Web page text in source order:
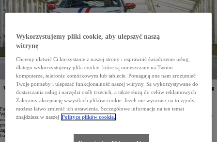
W 2001 roku w Valenciennes we Francji uruchomiony została
fabryka Toyota Motor Manufacturing
France (TMMF). Zakład ten wyprodukował już ponad 5 milionów samochodów. Z tej okazji
zaprezentowano unikalnego Yarisa Cross we francuskich barwach narodowych.
Fabryka we francuskim Valenciennes jest jednym z najważniejszych zakładów Toyota Motor Europe.
Wyprodukowano tam już ponad 5 milionów samochodów. Z okazji tego wydarzenia zorganizowano specjalną
uroczystość, w której wzięło udział 200 zaproszonych gości, w tym francuski minister delegowany ds.
przemysłu Marc Ferracci. Jedną z atrakcji była wyjątkowa odsłona Toyoty Yaris Cross, która została
zaprojektowana przez Toyota Europe Design Development (ED²). Auto wyróżniało malowanie w barwach
francuskiej flagi.
Wykorzystujemy pliki cookie, aby ulepszyć naszą
witrynę
Chcemy ułatwić Ci korzystanie z naszej strony i usprawnić świadczenie usług,
dlatego wykorzystujemy pliki cookie, które są umieszczane na Twoim
komputerze, telefonie komórkowym lub tablecie. Pomagają one nam zrozumieć
Twoje potrzeby i ulepszać funkcjonalność naszej witryny. Są wykorzystywane do
dostarczania usług i narzędzi osób trzecich, a także służą do celów reklamowych.
Zalecamy akceptację wszystkich plików cookie. Jeżeli nie wyrażasz na to zgody,
możesz łatwo zmienić ich ustawienia. Szczegółowe informacje na ten temat
znajdziesz w naszej Polityce plików cookie.